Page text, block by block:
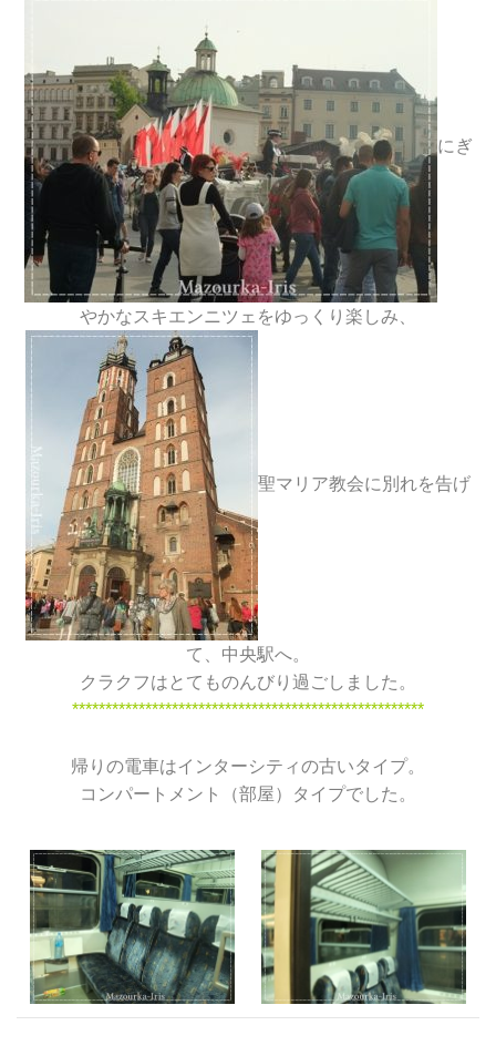
にぎ
やかなスキエンニツェをゆっくり楽しみ、
聖マリア教会に別れを告げ
て、中央駅へ。
クラクフはとてものんびり過ごしました。
*****************************************************
帰りの電車はインターシティの古いタイプ。
コンパートメント（部屋）タイプでした。